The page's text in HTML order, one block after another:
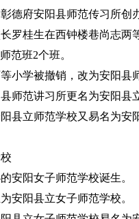
德府安阳县师范传习所创
罗桂生在西钟楼巷尚志两
范班2个班。
小学被撤销，改为安阳县
师范讲习所更名为安阳县
县立师范学校又易名为安
安阳女子师范学校诞生。
安阳县立女子师范学校。